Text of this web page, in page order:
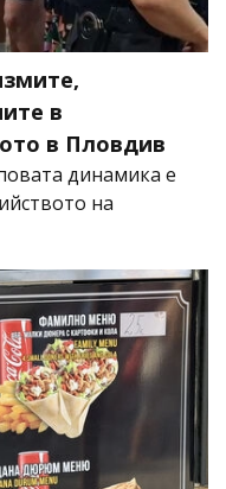
в
в Пловдив
динамика е
на